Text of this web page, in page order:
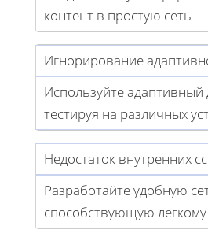
контент в простую сеть
Игнорирование
Используйте адаптивный
тестируя на различных
Недостаток внутренних
Разработайте удобную
способствующую